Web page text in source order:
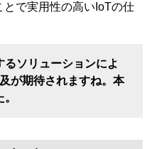
で実用性の高いIoTの仕
ソリューションによ
が期待されますね。本